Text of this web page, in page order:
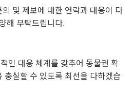
및 제보에 대한 연락과 대응이 다
해 부탁드립니다.
인 대응 체계를 갖추어 동물권 확
충실할 수 있도록 최선을 다하겠습